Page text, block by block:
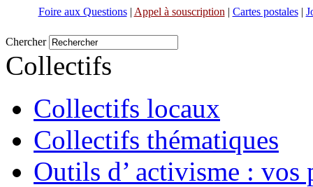
Foire aux Questions| Appel à souscription | Cartes postales|
Chercher
Collectifs
Collectifs locaux
Collectifs thématiques
Outils d’ activisme : vos